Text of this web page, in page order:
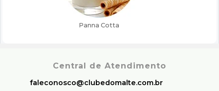
Central de Atendimento
faleconosco@clubedomalte.com.br